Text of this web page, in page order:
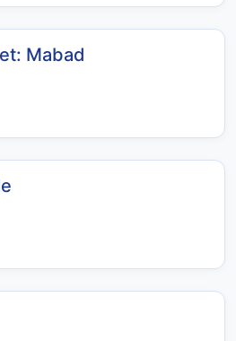
Mabad